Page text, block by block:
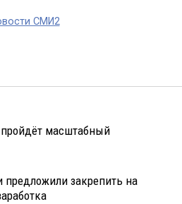
СМИ2
масштабный
предложили закрепить на